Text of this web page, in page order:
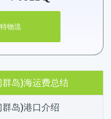
物流
岛)海运费总结
岛)港口介绍